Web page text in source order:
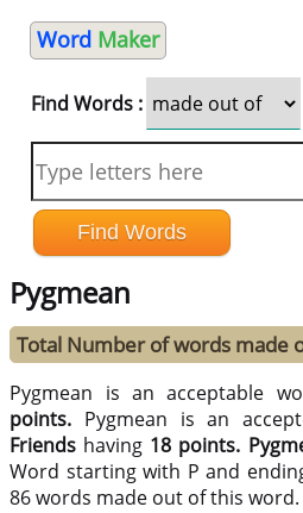
Word Maker
Find Words :
Pygmean
Total Number of words made
Pygmean is an acceptable
points. Pygmean is an
Friends having 18 points.
Word starting with P and
86 words made out of this word.